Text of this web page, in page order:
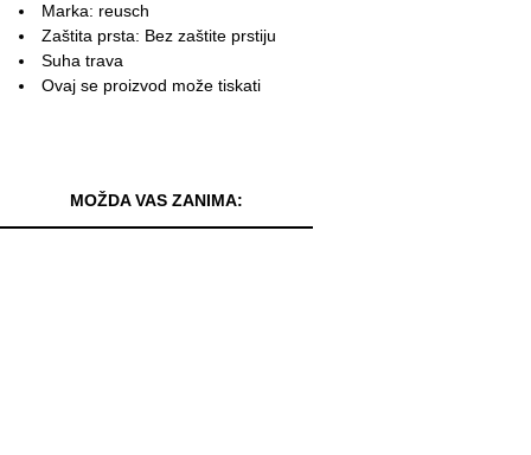
Marka: reusch
Zaštita prsta: Bez zaštite prstiju
Suha trava
Ovaj se proizvod može tiskati
MOŽDA VAS ZANIMA: